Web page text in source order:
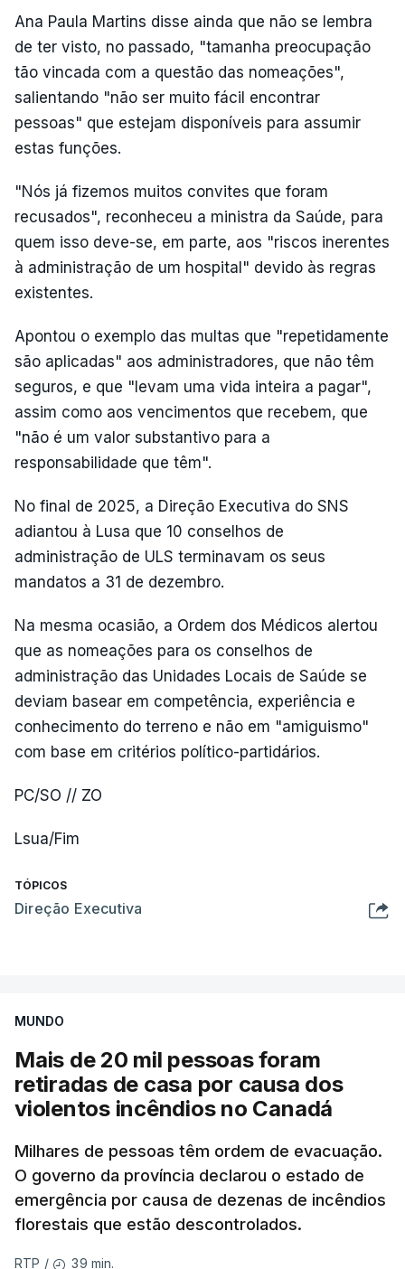
Ana Paula Martins disse ainda que não se lembra
de ter visto, no passado, "tamanha preocupação
tão vincada com a questão das nomeações",
salientando "não ser muito fácil encontrar
pessoas" que estejam disponíveis para assumir
estas funções.
"Nós já fizemos muitos convites que foram
recusados", reconheceu a ministra da Saúde, para
quem isso deve-se, em parte, aos "riscos inerentes
à administração de um hospital" devido às regras
existentes.
Apontou o exemplo das multas que "repetidamente
são aplicadas" aos administradores, que não têm
seguros, e que "levam uma vida inteira a pagar",
assim como aos vencimentos que recebem, que
"não é um valor substantivo para a
responsabilidade que têm".
No final de 2025, a Direção Executiva do SNS
adiantou à Lusa que 10 conselhos de
administração de ULS terminavam os seus
mandatos a 31 de dezembro.
Na mesma ocasião, a Ordem dos Médicos alertou
que as nomeações para os conselhos de
administração das Unidades Locais de Saúde se
deviam basear em competência, experiência e
conhecimento do terreno e não em "amiguismo"
com base em critérios político-partidários.
PC/SO // ZO
Lsua/Fim
TÓPICOS
Direção Executiva
MUNDO
Mais de 20 mil pessoas foram
retiradas de casa por causa dos
violentos incêndios no Canadá
Milhares de pessoas têm ordem de evacuação.
O governo da província declarou o estado de
emergência por causa de dezenas de incêndios
florestais que estão descontrolados.
RTP / 39 min.